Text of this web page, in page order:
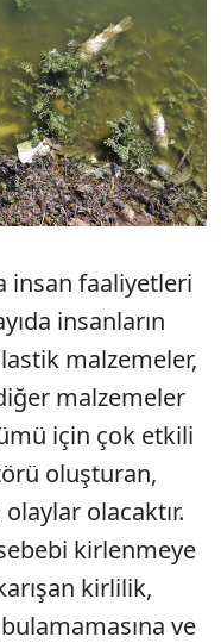
insan faaliyetleri
insanların
malzemeler,
malzemeler
için çok etkili
oluşturan,
olacaktır.
kirlenmeye
kirlilik,
ve